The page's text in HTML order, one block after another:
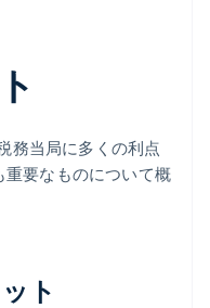
務当局に多くの利点
重要なものについて概
ト